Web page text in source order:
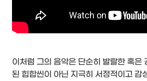
이처럼 그의 음악은 단순히 발랄한 혹은
된 힙합씬이 아닌 지극히 서정적이고 감